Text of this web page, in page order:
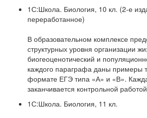
1С:Школа. Биология, 10 кл. (2-е
переработанное)
В образовательном комплексе
структурных уровня организации
биогеоценотический и
каждого параграфа даны примеры
формате ЕГЭ типа «А» и «В».
заканчивается контрольной
1С:Школа. Биология, 11 кл.